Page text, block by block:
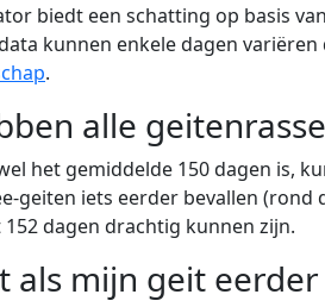
biedt een schatting op basis
kunnen enkele dagen
.
alle
het gemiddelde 150 dagen is,
geiten iets eerder bevallen
dagen drachtig kunnen zijn.
als mijn geit